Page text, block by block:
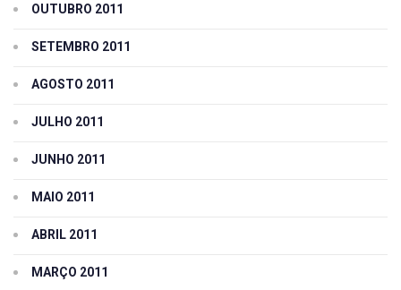
OUTUBRO 2011
SETEMBRO 2011
AGOSTO 2011
JULHO 2011
JUNHO 2011
MAIO 2011
ABRIL 2011
MARÇO 2011